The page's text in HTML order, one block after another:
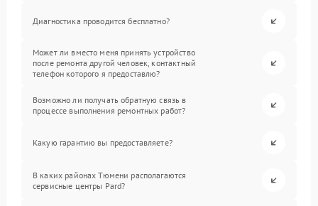
Диагностика проводится бесплатно?
Может ли вместо меня принять устройство
после ремонта другой человек, контактный
телефон которого я предоставлю?
Возможно ли получать обратную связь в
процессе выполнения ремонтных работ?
Какую гарантию вы предоставляете?
В каких районах Тюмени располагаются
сервисные центры Pard?